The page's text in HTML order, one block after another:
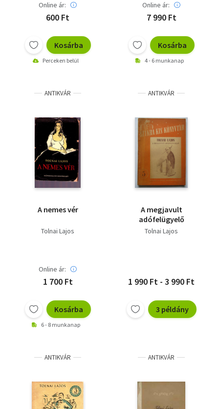
Online ár:
600 Ft
Kosárba
Perceken belül
Online ár:
7 990 Ft
Kosárba
4 - 6 munkanap
ANTIKVÁR
A nemes vér
Tolnai Lajos
Online ár:
1 700 Ft
Kosárba
6 - 8 munkanap
ANTIKVÁR
A megjavult
adófelügyelő
Tolnai Lajos
1 990 Ft - 3 990 Ft
3 példány
ANTIKVÁR ANTIKVÁR